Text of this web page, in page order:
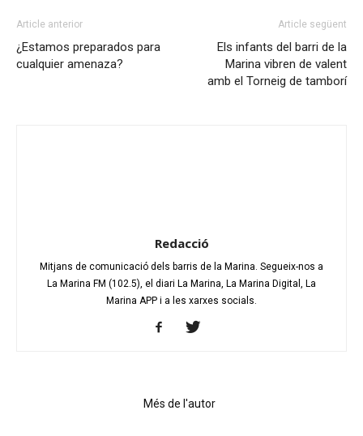
Article anterior
¿Estamos preparados para
cualquier amenaza?
Article següent
Els infants del barri de la
Marina vibren de valent
amb el Torneig de tamborí
Redacció
Mitjans de comunicació dels barris de la Marina. Segueix-nos a
La Marina FM (102.5), el diari La Marina, La Marina Digital, La
Marina APP i a les xarxes socials.
Més de l'autor